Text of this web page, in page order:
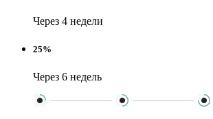
Через 4 недели
25%
Через 6 недель